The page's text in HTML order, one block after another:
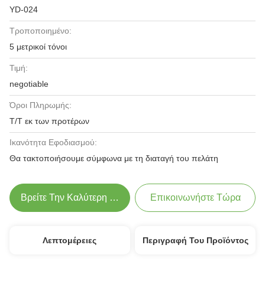
YD-024
Τροποποιημένο:
5 μετρικοί τόνοι
Τιμή:
negotiable
Όροι Πληρωμής:
T/T εκ των προτέρων
Ικανότητα Εφοδιασμού:
Θα τακτοποιήσουμε σύμφωνα με τη διαταγή του πελάτη
Βρείτε Την Καλύτερη Τιμή Επικοινωνήστε Τώρα
Λεπτομέρειες Περιγραφή Του Προϊόντος